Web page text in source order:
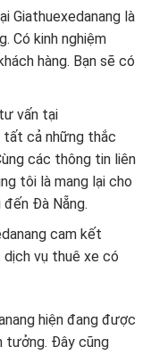
Giathuexedanang là
Có kinh nghiệm
hàng. Bạn sẽ có
vấn tại
tất cả những thắc
các thông tin liên
tôi là mang lại cho
đến Đà Nẵng.
cam kết
vụ thuê xe có
hiện đang được
tưởng. Đây cũng